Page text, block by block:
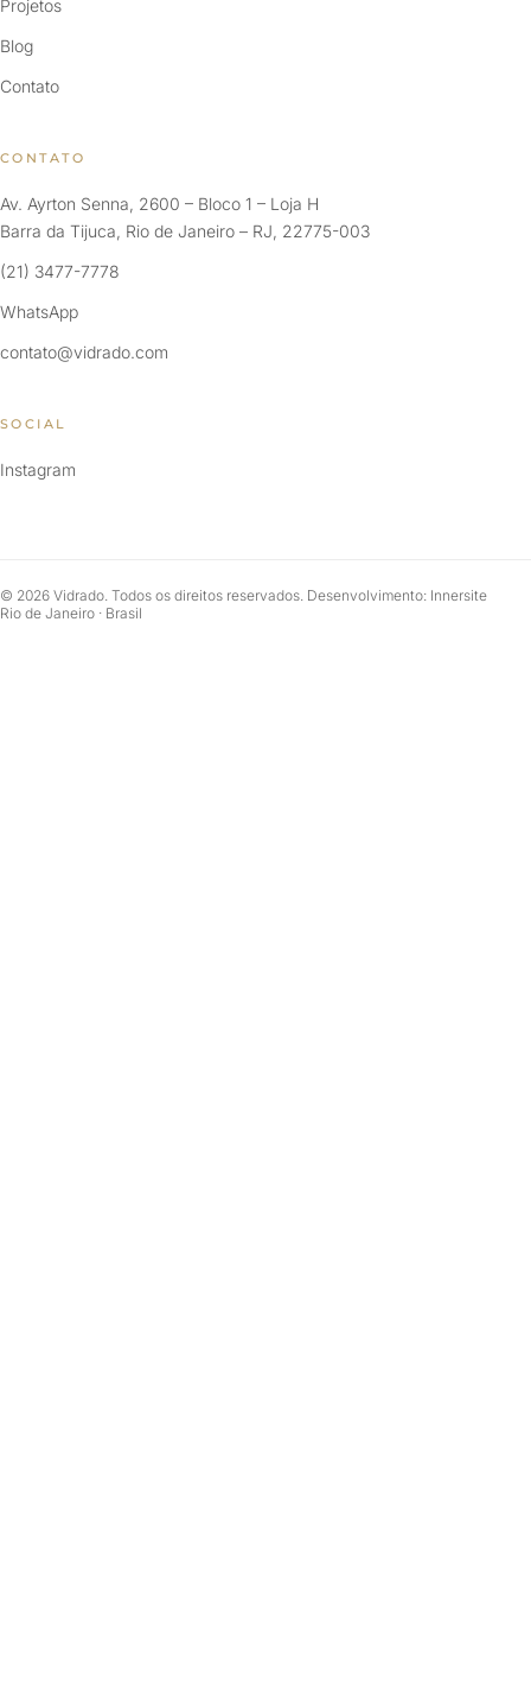
Projetos
Blog
Contato
CONTATO
Av. Ayrton Senna, 2600 – Bloco 1 – Loja H
Barra da Tijuca, Rio de Janeiro – RJ, 22775-003
(21) 3477-7778
WhatsApp
contato@vidrado.com
SOCIAL
Instagram
© 2026 Vidrado. Todos os direitos reservados. Desenvolvimento: Innersite
Rio de Janeiro · Brasil